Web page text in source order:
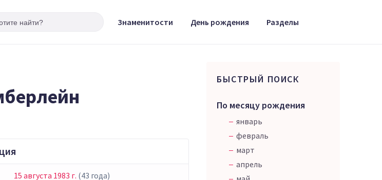
Знаменитости День рождения Разделы
15 августа 1983 г. (43 года)
БЫСТРЫЙ ПОИСК
По месяцу рождения
январь
февраль
март
апрель